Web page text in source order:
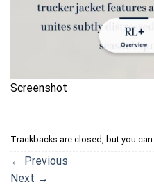
Screenshot
Trackbacks are closed, but you can
← Previous
Next →